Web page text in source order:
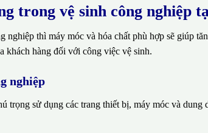
trong vệ sinh công nghiệp
thì máy móc và hóa chất phù hợp sẽ giúp
khách hàng đối với công việc vệ sinh.
nghiệp
sử dụng các trang thiết bị, máy móc và dung